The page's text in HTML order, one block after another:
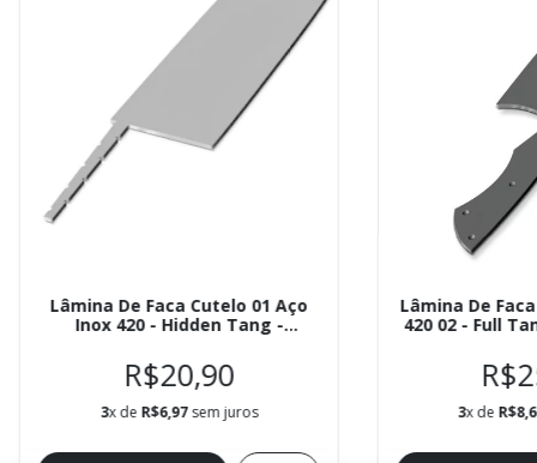
Lâmina De Faca Cutelo 01 Aço
Inox 420 - Hidden Tang -
R$20,90
3x de R$6,97sem juros
Lâmina De
420 02 - Full
3x de